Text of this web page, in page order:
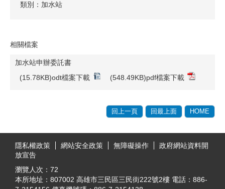
類別：加水站
相關檔案
加水站申辦委託書
(15.78KB)odt檔案下載
(548.49KB)pdf檔案下載
回上一頁 回最上面 HOME
隱私權政策
網站安全政策 無障礙操作
政府網站資料開
放宣告
瀏覽人次： 72
本所地址：807002 高雄市三民區三民街222號2樓 電話：886-